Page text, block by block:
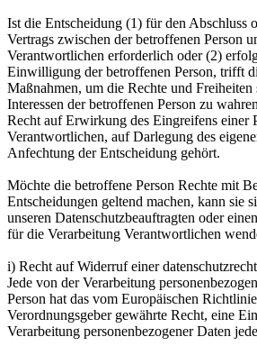
Ist die Entscheidung (1) für den Abschluss
Vertrags zwischen der betroffenen Person
Verantwortlichen erforderlich oder (2)
Einwilligung der betroffenen Person, trifft
Maßnahmen, um die Rechte und
Interessen der betroffenen Person zu
Recht auf Erwirkung des Eingreifens einer
Verantwortlichen, auf Darlegung des
Anfechtung der Entscheidung gehört.
Möchte die betroffene Person Rechte mit
Entscheidungen geltend machen, kann sie
unseren Datenschutzbeauftragten oder
für die Verarbeitung Verantwortlichen
i) Recht auf Widerruf einer
Jede von der Verarbeitung
Person hat das vom Europäischen
Verordnungsgeber gewährte Recht, eine
Verarbeitung personenbezogener Daten